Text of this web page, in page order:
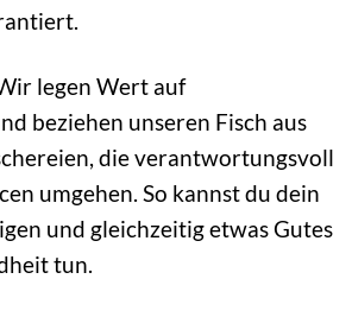
legen Wert auf
beziehen unseren Fisch aus
die verantwortungsvoll
umgehen. So kannst du dein
und gleichzeitig etwas Gutes
tun.